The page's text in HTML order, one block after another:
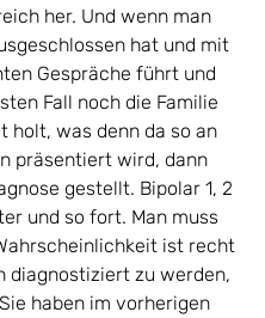
her. Und wenn man
hat und mit
Gespräche führt und
Fall noch die Familie
holt, was denn da so an
präsentiert wird, dann
gestellt. Bipolar 1, 2
und so fort. Man muss
ist recht
diagnostiziert zu werden,
haben im vorherigen